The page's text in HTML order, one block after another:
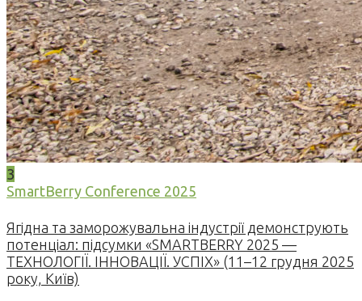
3
SmartBerry Conference 2025
Ягідна та заморожувальна індустрії демонструють
потенціал: підсумки «SMARTBERRY 2025 —
ТЕХНОЛОГІЇ. ІННОВАЦІЇ. УСПІХ» (11–12 грудня 2025
року, Київ)